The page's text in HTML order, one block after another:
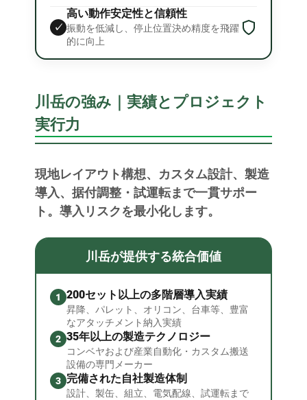
✓
高い動作安定性と信頼性
振動を低減し、停止位置決め精度を飛躍
的に向上
川岳の強み｜実績とプロジェクト
実行力
現地レイアウト構想、カスタム設計、製造
導入、据付調整・試運転まで一貫サポー
ト。導入リスクを最小化します。
川岳が提供する統合価値
1 200セット以上の多階層導入実績
昇降、パレット、オリコン、台車等、豊富
なアタッチメント納入実績
2 35年以上の製造テクノロジー
コンベヤおよび産業自動化・カスタム搬送
設備の専門メーカー
3 完備された自社製造体制
設計、製缶、組立、電気配線、試運転まで